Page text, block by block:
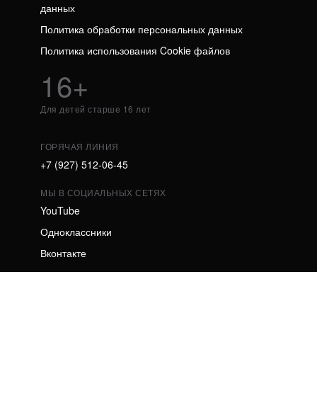
данных
Политика обработки персональных данных
Политика использования Cookie файлов
16+
Для детей старше 16 лет
ГОРЯЧАЯ ЛИНИЯ
+7 (927) 512-06-45
МЫ В СОЦИАЛЬНЫХ СЕТЯХ
YouTube
Одноклассники
Вконтакте